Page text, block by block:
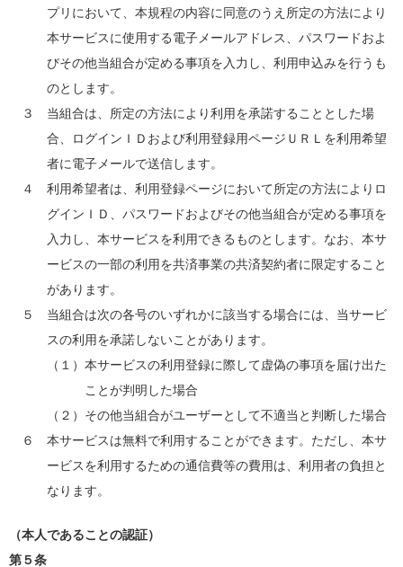
プリにおいて、本規程の内容に同意のうえ所定の方法により
本サービスに使用する電子メールアドレス、パスワードおよ
びその他当組合が定める事項を入力し、利用申込みを行うも
のとします。
３ 当組合は、所定の方法により利用を承諾することとした場
合、ログインＩＤおよび利用登録用ページＵＲＬを利用希望
者に電子メールで送信します。
４ 利用希望者は、利用登録ページにおいて所定の方法によりロ
グインＩＤ、パスワードおよびその他当組合が定める事項を
入力し、本サービスを利用できるものとします。なお、本サ
ービスの一部の利用を共済事業の共済契約者に限定すること
があります。
５ 当組合は次の各号のいずれかに該当する場合には、当サービ
スの利用を承諾しないことがあります。
（１）本サービスの利用登録に際して虚偽の事項を届け出た
ことが判明した場合
（２）その他当組合がユーザーとして不適当と判断した場合
６ 本サービスは無料で利用することができます。ただし、本サ
ービスを利用するための通信費等の費用は、利用者の負担と
なります。
（本人であることの認証）
第５条